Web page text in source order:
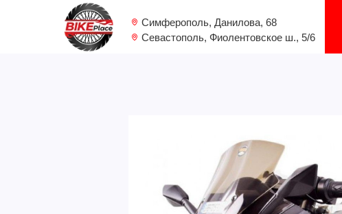
Севастополь, Фиолентовское ш., 5/6
Симферополь, Данилова, 68